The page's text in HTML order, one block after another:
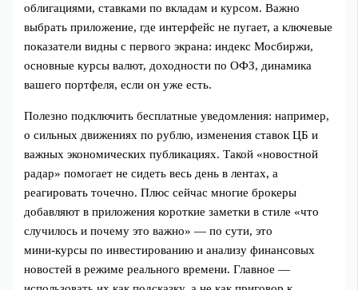
облигациями, ставками по вкладам и курсом. Важно
выбрать приложение, где интерфейс не пугает, а ключевые
показатели видны с первого экрана: индекс Мосбиржи,
основные курсы валют, доходности по ОФЗ, динамика
вашего портфеля, если он уже есть.
Полезно подключить бесплатные уведомления: например,
о сильных движениях по рублю, изменения ставок ЦБ и
важных экономических публикациях. Такой «новостной
радар» помогает не сидеть весь день в лентах, а
реагировать точечно. Плюс сейчас многие брокеры
добавляют в приложения короткие заметки в стиле «что
случилось и почему это важно» — по сути, это
мини‑курсы по инвестированию и анализу финансовых
новостей в режиме реального времени. Главное —